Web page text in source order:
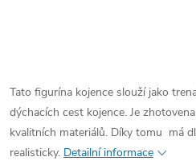
Tato figurína kojence slouží jako
dýchacích cest kojence. Je
kvalitních materiálů. Díky tomu má
realisticky. Detailní informace